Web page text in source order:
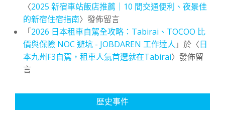
〈2025 新宿車站飯店推薦｜10 間交通便利、夜景佳
的新宿住宿指南〉發佈留言
「2026 日本租車自駕全攻略：Tabirai、TOCOO 比
價與保險 NOC 避坑 - JOBDAREN 工作達人 」於〈日
本九州F3自駕，租車人氣首選就在Tabirai〉發佈留
言
歷史事件